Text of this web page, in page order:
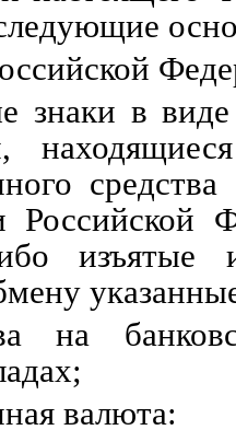
знаки в
Российской
изъятые
на
валюта: